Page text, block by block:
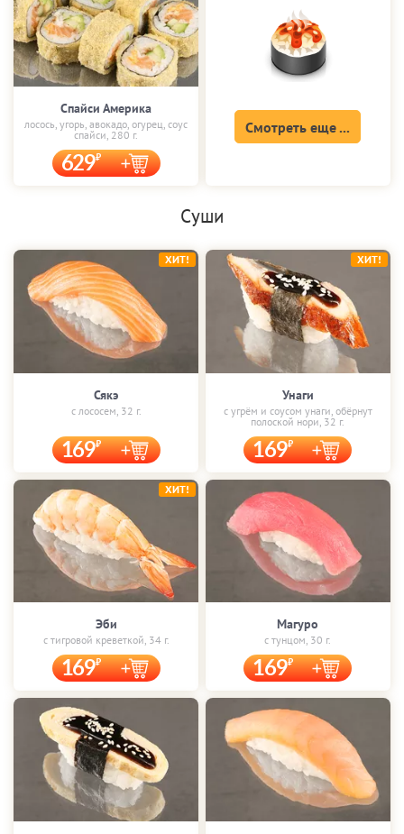
Спайси Америка
лосось, угорь, авокадо, огурец, соус
спайси, 280 г.
629
Смотреть еще ...
Суши
Сякэ
с лососем, 32 г.
169
ХИТ!
Унаги
с угрём и соусом унаги, обёрнут
полоской нори, 32 г.
169
ХИТ!
Эби
с тигровой креветкой, 34 г.
169
ХИТ!
Магуро
с тунцом, 30 г.
169